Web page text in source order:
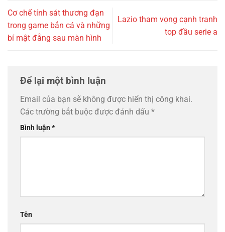
Cơ chế tính sát thương đạn
trong game bắn cá và những
bí mật đằng sau màn hình
Lazio tham vọng cạnh tranh
top đầu serie a
Để lại một bình luận
Email của bạn sẽ không được hiển thị công khai.
Các trường bắt buộc được đánh dấu *
Bình luận*
Tên